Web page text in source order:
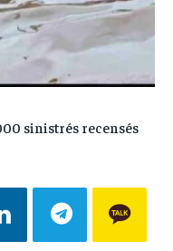
sinistrés recensés